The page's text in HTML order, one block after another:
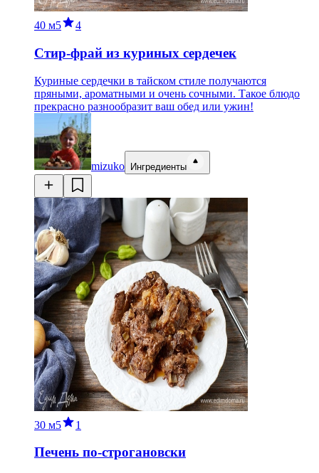
40 м5 4
Стир-фрай из куриных сердечек
Куриные сердечки в тайском стиле получаются
пряными, ароматными и очень сочными. Такое блюдо
прекрасно разнообразит ваш обед или ужин!
mizuko Ингредиенты
30 м5 1
Печень по-строгановски